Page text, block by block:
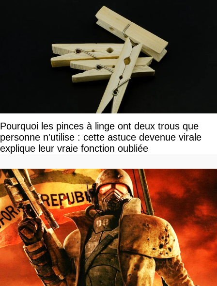
Pourquoi les pinces à linge ont deux trous que
personne n'utilise : cette astuce devenue virale
explique leur vraie fonction oubliée